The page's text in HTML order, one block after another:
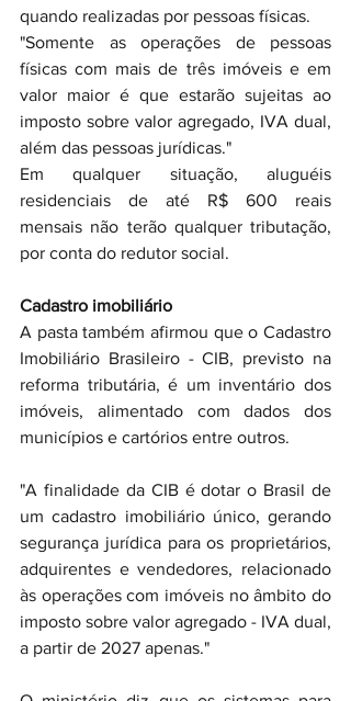
quando realizadas por pessoas físicas.
"Somente as operações de pessoas
físicas com mais de três imóveis e em
valor maior é que estarão sujeitas ao
imposto sobre valor agregado, IVA dual,
além das pessoas jurídicas."
Em qualquer situação, aluguéis
residenciais de até R$ 600 reais
mensais não terão qualquer tributação,
por conta do redutor social.
Cadastro imobiliário
A pasta também afirmou que o Cadastro
Imobiliário Brasileiro - CIB, previsto na
reforma tributária, é um inventário dos
imóveis, alimentado com dados dos
municípios e cartórios entre outros.
"A finalidade da CIB é dotar o Brasil de
um cadastro imobiliário único, gerando
segurança jurídica para os proprietários,
adquirentes e vendedores, relacionado
às operações com imóveis no âmbito do
imposto sobre valor agregado - IVA dual,
a partir de 2027 apenas."